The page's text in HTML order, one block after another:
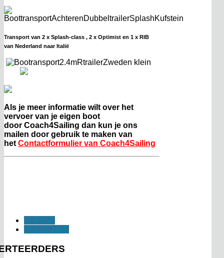
Transport van 2 x Splash-class , 2 x Optimist en 1 x RIB
van Nederland naar Italië
Als je meer informatie wilt over het
vervoer van je eigen boot
door Coach4Sailing dan kun je ons
mailen door gebruik te maken van
het Contactformulier van Coach4Sailing
VORIGE
VOLGENDE